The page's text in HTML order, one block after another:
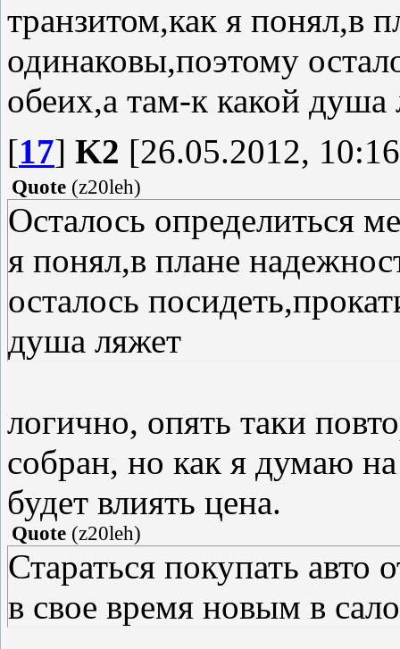
транзитом,как я понял,в
одинаковы,поэтому
обеих,а там-к какой
[17] K2 [26.05.2012,
Quote (z20leh)
Осталось определиться
я понял,в плане
осталось
душа ляжет
логично, опять таки
собран, но как я думаю
будет влиять цена.
Quote (z20leh)
Стараться покупать авто
в свое время новым в